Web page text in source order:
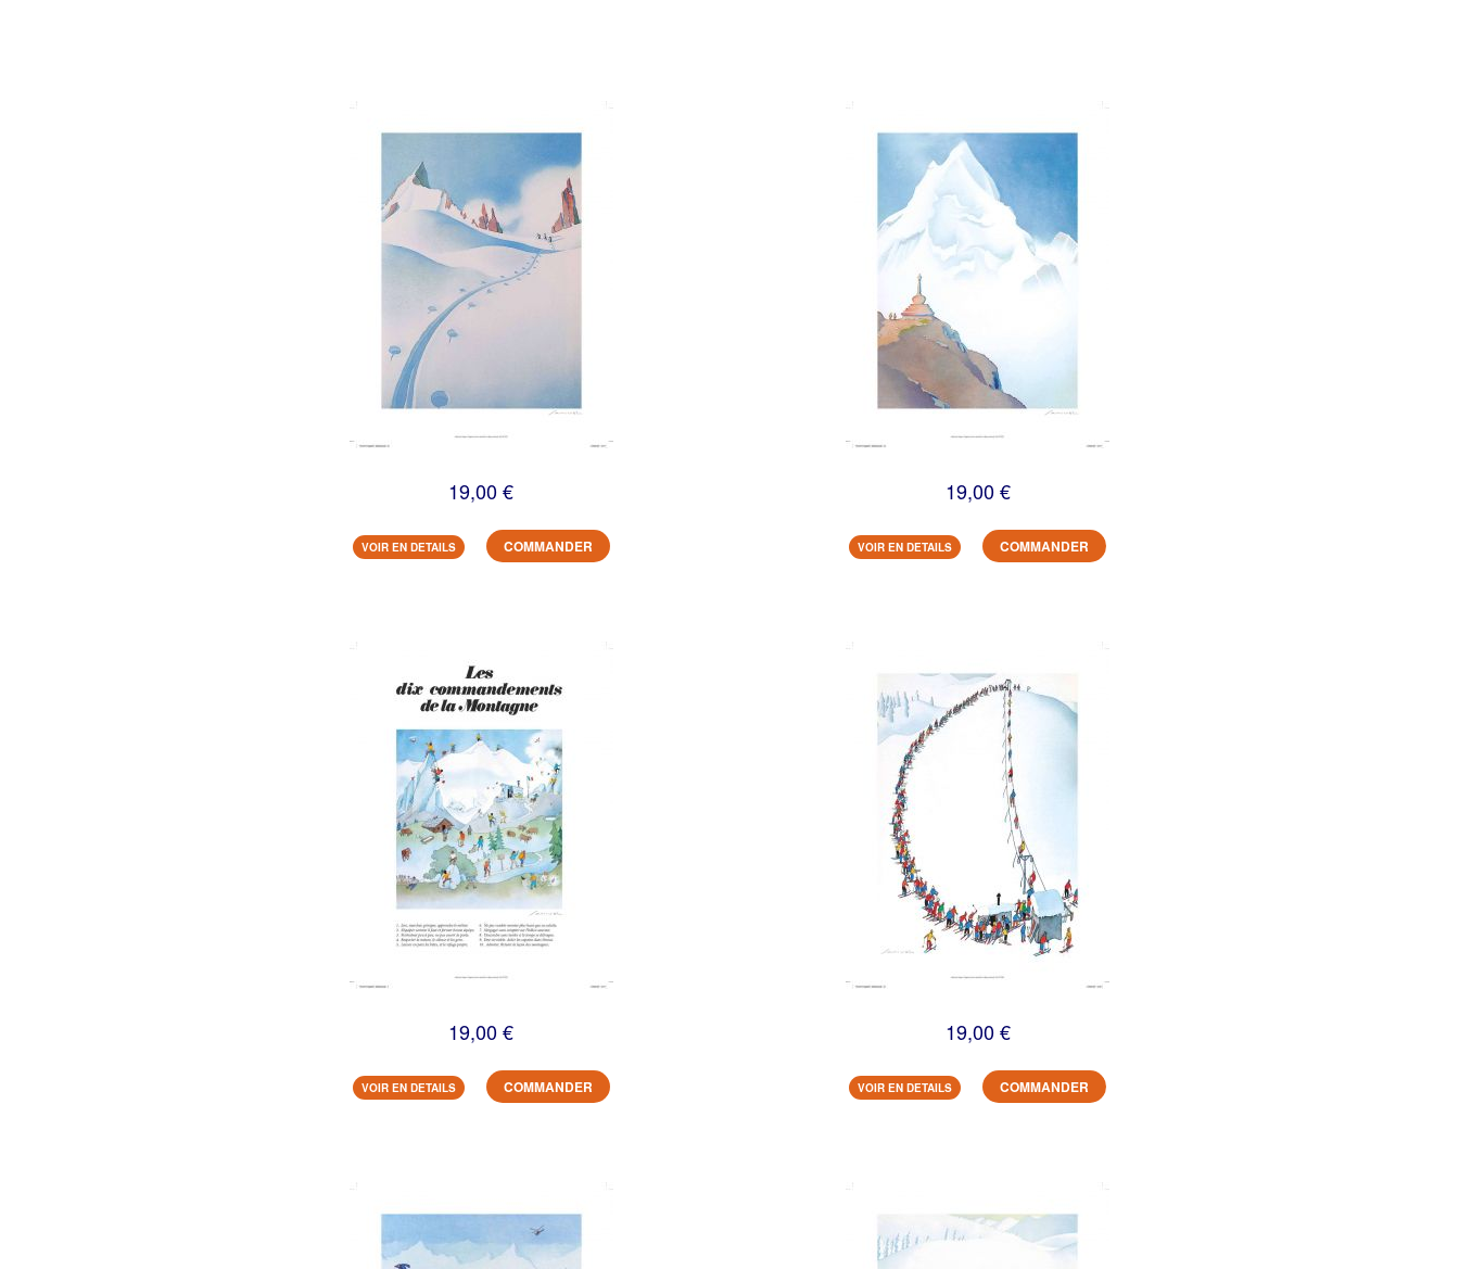
19,00 €
VOIR EN DETAILS COMMANDER
19,00 €
VOIR EN DETAILS COMMANDER
19,00 €
VOIR EN DETAILS COMMANDER
19,00 €
VOIR EN DETAILS COMMANDER